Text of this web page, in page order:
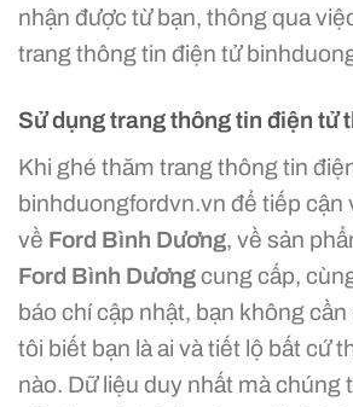
nhận được từ bạn, thông qua
trang thông tin điện tử
Sử dụng trang thông tin điện tử
Khi ghé thăm trang thông tin
binhduongfordvn.vn để tiếp cận
về Ford Bình Dương, về sản
Ford Bình Dươngcung cấp,
báo chí cập nhật, bạn không
tôi biết bạn là ai và tiết lộ bất cứ
nào. Dữ liệu duy nhất mà chúng